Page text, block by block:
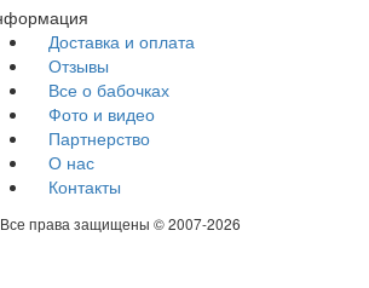
Доставка и оплата
Отзывы
Все о бабочках
Фото и видео
Партнерство
О нас
Контакты
Все права защищены © 2007-2026